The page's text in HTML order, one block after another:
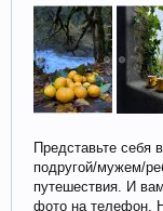
Представьте себя
подругой/мужем/
путешествия. И
фото на телефон.